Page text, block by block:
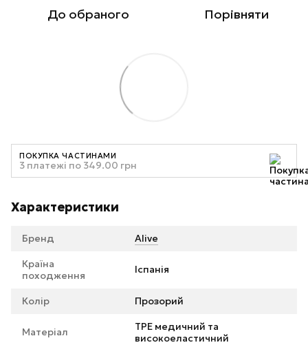
До обраного Порівняти
ПОКУПКА ЧАСТИНАМИ
3 платежі по 349.00 грн
Характеристики
Бренд Alive
Країна
походження
Іспанія
Колір Прозорий
Матеріал
TPE медичний та
високоеластичний